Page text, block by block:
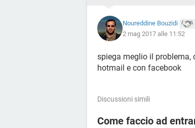
Noureddine Bouzidi
2 mag 2017 alle 11:52
spiega meglio il problema,
hotmail e con facebook
Discussioni simili
Come faccio ad